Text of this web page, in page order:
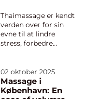
...
Thaimassage er kendt
verden over for sin
evne til at lindre
stress, forbedre
velvære. I Århus er der
et stort udvalg af
behandlingssteder,
02 oktober 2025
Massage i
København: En